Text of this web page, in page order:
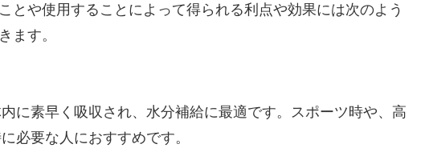
とや使用することによって得られる利点や効果には次のよう
ます。
に素早く吸収され、水分補給に最適です。スポーツ時や、高
必要な人におすすめです。